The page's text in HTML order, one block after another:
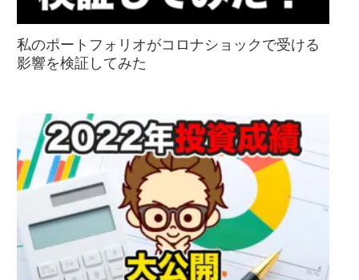
私のポートフォリオがコロナショックで受ける
影響を検証してみた